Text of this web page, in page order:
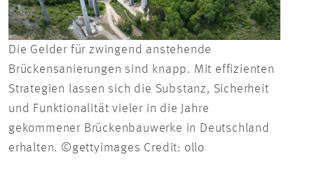
KONTAKT
Die Gelder für zwingend anstehende
Brückensanierungen sind knapp. Mit effizienten
Strategien lassen sich die Substanz, Sicherheit
und Funktionalität vieler in die Jahre
gekommener Brückenbauwerke in Deutschland
erhalten. ©gettyimages Credit: ollo